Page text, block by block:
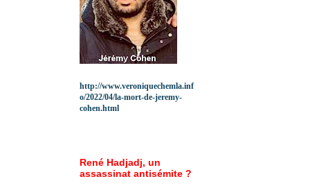
http://www.veroniquechemla.inf
o/2022/04/la-mort-de-jeremy-
cohen.html
René Hadjadj, un
assassinat antisémite ?